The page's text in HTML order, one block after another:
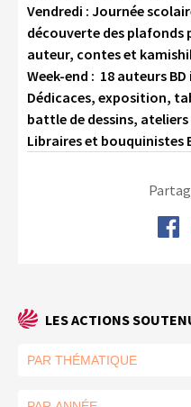
Vendredi : Journée
découverte des plafonds
auteur, contes et
Week-end : 18 auteurs
Dédicaces, exposition,
battle de dessins,
Libraires et bouquinistes
LES ACTIONS